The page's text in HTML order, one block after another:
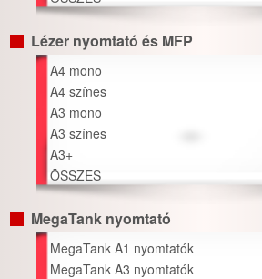
Lézer nyomtató és MFP
A4 mono
A4 színes
A3 mono
A3 színes
A3+
ÖSSZES
MegaTank nyomtató
MegaTank A1 nyomtatók
MegaTank A3 nyomtatók